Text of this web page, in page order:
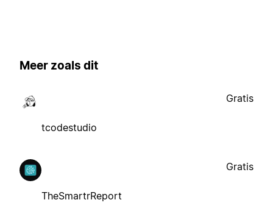
Meer zoals dit
tcodestudio
Gratis
TheSmartrReport
Gratis